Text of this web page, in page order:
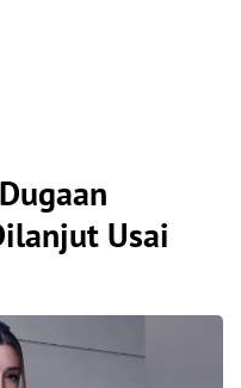
Usai